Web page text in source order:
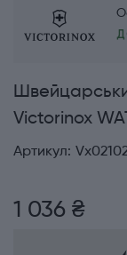
Victorinox
Артикул:
1 036 ₴